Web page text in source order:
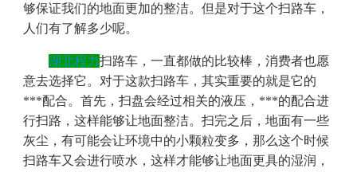
够保证我们的地面更加的整洁。但是对于这个扫路车，
人们有了解多少呢。
湖北程力扫路车，一直都做的比较棒，消费者也愿
意去选择它。对于这款扫路车，其实重要的就是它的
***配合。首先，扫盘会经过相关的液压，***的配合进
行扫路，这样能够让地面整洁。扫完之后，地面有一些
灰尘，有可能会让环境中的小颗粒变多，那么这个时候
扫路车又会进行喷水，这样才能够让地面更具的湿润，